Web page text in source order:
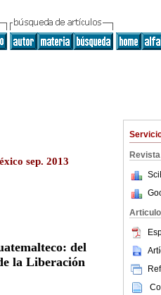
Revista
Articulo
sep. 2013
del
la Liberación